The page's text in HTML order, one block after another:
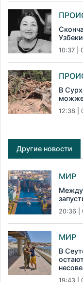
10:37 |
В
12:38 |
Другие новости
МИР
Между
20:36 |
МИР
В
19:43 |